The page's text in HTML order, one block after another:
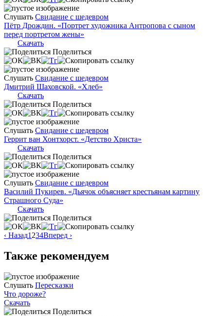
Слушать Свидание с шедевром
Пётр Дрождин. «Портрет художника Антропова с сыном
перед портретом жены»
Скачать
Поделиться
Слушать Свидание с шедевром
Дмитрий Шаховской. «Хлеб»
Скачать
Поделиться
Слушать Свидание с шедевром
Геррит ван Хонтхорст. «Детство Христа»
Скачать
Поделиться
Слушать Свидание с шедевром
Василий Пукирев. «Дьячок объясняет крестьянам картину
Страшного Суда»
Скачать
Поделиться
‹ Назад1 234Вперед ›
Также рекомендуем
Слушать Пересказки
Что дороже?
Скачать
Поделиться